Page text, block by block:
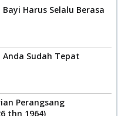
Harus Selalu Berasa
Sudah Tepat
Perangsang
thn 1964)